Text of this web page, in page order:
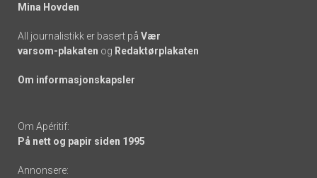
Mina Hovden
All journalistikk er basert på Vær
varsom-plakaten og Redaktørplakaten
Om informasjonskapsler
Om Apéritif:
På nett og papir siden 1995
Annonsere: